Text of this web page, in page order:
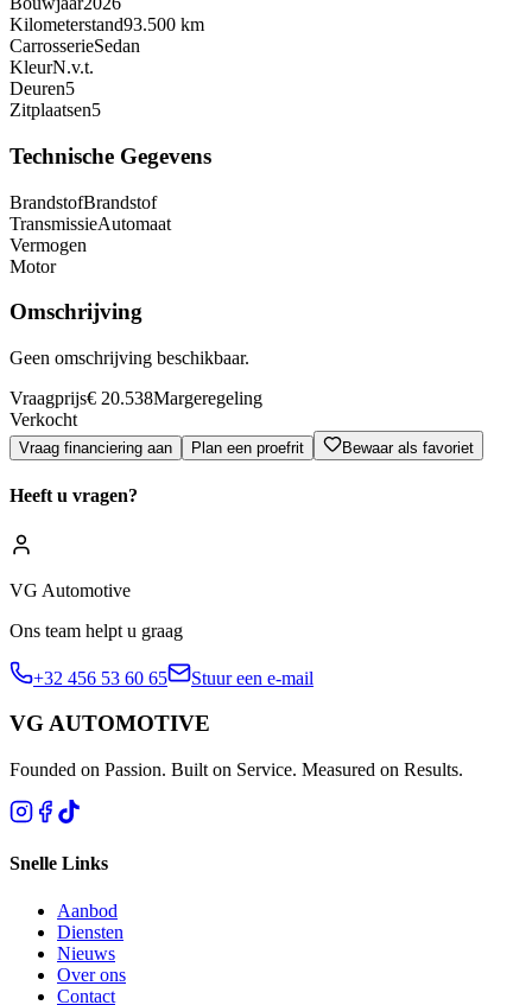
Kilometerstand93.500 km
CarrosserieSedan
KleurN.v.t.
Deuren5
Zitplaatsen5
Technische Gegevens
BrandstofBrandstof
TransmissieAutomaat
Vermogen
Motor
Omschrijving
Geen omschrijving beschikbaar.
Vraagprijs€ 20.538Margeregeling
Verkocht
Vraag financiering aan Plan een proefrit Bewaar als favoriet
Heeft u vragen?
VG Automotive
Ons team helpt u graag
+32 456 53 60 65 Stuur een e-mail
VG AUTOMOTIVE
Founded on Passion. Built on Service. Measured on Results.
Snelle Links
Aanbod
Diensten
Nieuws
Over ons
Contact